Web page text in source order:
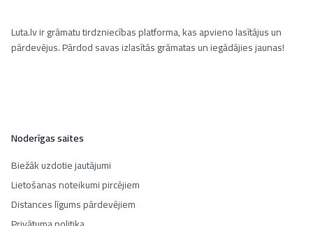
Luta.lv ir grāmatu tirdzniecības platforma, kas apvieno lasītājus un
pārdevējus. Pārdod savas izlasītās grāmatas un iegādājies jaunas!
Noderīgas saites
Biežāk uzdotie jautājumi
Lietošanas noteikumi pircējiem
Distances līgums pārdevējiem